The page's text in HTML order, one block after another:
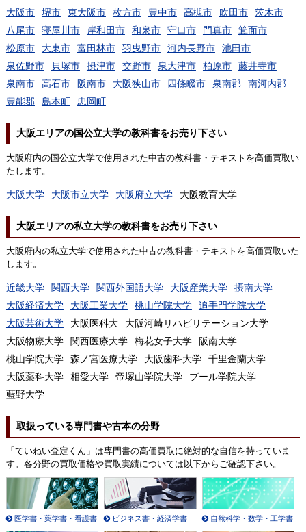
大阪市 堺市 東大阪市 枚方市 豊中市 高槻市 吹田市
茨木市
八尾市
寝屋川市 岸和田市 和泉市 守口市 門真市
箕面市
松原市
大東市 富田林市 羽曳野市 河内長野市
池田市
泉佐野市
貝塚市 摂津市 交野市 泉大津市 柏原市
藤井寺市
泉南市
高石市 阪南市 大阪狭山市 四條畷市 泉南郡
南河内郡
豊能郡
島本町 忠岡町
大阪エリアの国公立大学の教科書をお売り下さい
大阪府内の国公立大学で使用された中古の教科書・テキストを高価買取い
たします。
大阪大学 大阪市立大学 大阪府立大学 大阪教育大学
大阪エリアの私立大学の教科書をお売り下さい
大阪府内の私立大学で使用された中古の教科書・テキストを高価買取いた
します。
近畿大学 関西大学 関西外国語大学 大阪産業大学
摂南大学
大阪経済大学
大阪工業大学 桃山学院大学
追手門学院大学
大阪芸術大学
大阪医科大
大阪河崎リハビリテーション大学
大阪物療大学
関西医療大学 梅花女子大学
阪南大学
桃山学院大学
森ノ宮医療大学 大阪歯科大学
千里金蘭大学
大阪薬科大学
相愛大学 帝塚山学院大学
プール学院大学
藍野大学
取扱っている専門書や古本の分野
「ていねい査定くん」は専門書の高価買取に絶対的な自信を持っていま
す。各分野の買取価格や買取実績については以下からご確認下さい。
医学書・薬学書・看護書 ビジネス書・経済学書 自然科学・数学・工学書